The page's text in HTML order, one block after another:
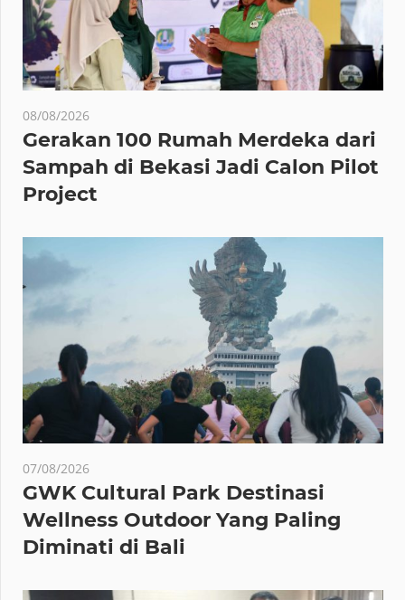
08/08/2026
Gerakan 100 Rumah Merdeka dari
Sampah di Bekasi Jadi Calon Pilot
Project
07/08/2026
GWK Cultural Park Destinasi
Wellness Outdoor Yang Paling
Diminati di Bali